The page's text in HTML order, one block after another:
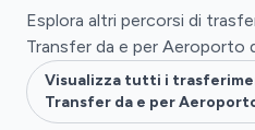
Esplora altri percorsi di
Transfer da e per Aeroporto
Visualizza tutti i
Transfer da e per